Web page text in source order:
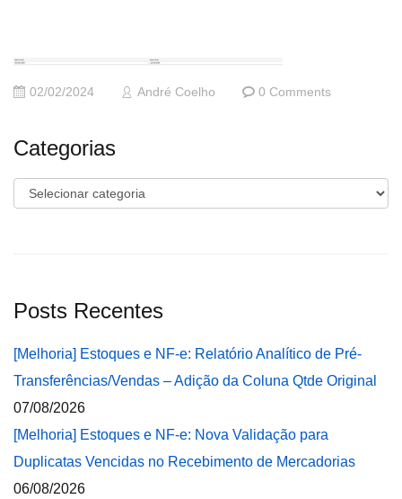
02/02/2024 André Coelho 0 Comments
Categorias
Categorias
Posts Recentes
[Melhoria] Estoques e NF-e: Relatório Analítico de Pré-
Transferências/Vendas – Adição da Coluna Qtde Original
07/08/2026
[Melhoria] Estoques e NF-e: Nova Validação para
Duplicatas Vencidas no Recebimento de Mercadorias
06/08/2026